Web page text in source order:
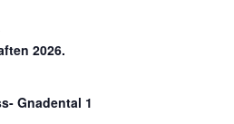
2026.
Gnadental 1